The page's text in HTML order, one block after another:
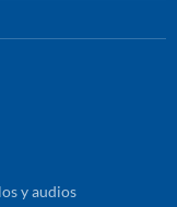
y audios